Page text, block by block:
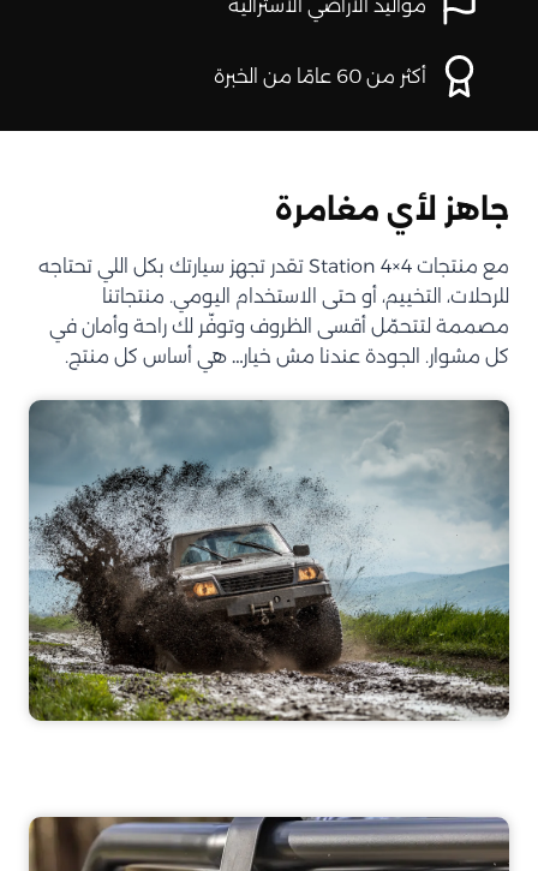
مواليد الأراضي الأسترالية
أكثر من 60 عامًا من الخبرة
جاهز لأي مغامرة
مع منتجات Station 4×4 تقدر تجهز سيارتك بكل اللي تحتاجه
للرحلات، التخييم، أو حتى الاستخدام اليومي. منتجاتنا
مصممة لتتحمّل أقسى الظروف وتوفّر لك راحة وأمان في
كل مشوار. الجودة عندنا مش خيار… هي أساس كل منتج.